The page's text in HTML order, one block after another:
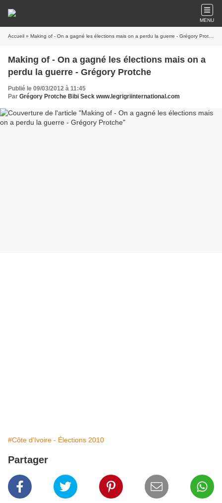
MENU
Accueil » Making of - On a gagné les élections mais on a perdu la guerre - Grégory Protche
Making of - On a gagné les élections mais on a
perdu la guerre - Grégory Protche
Publié le 09/03/2012 à 11:45
Par Grégory Protche Bibi Seck www.legrigriinternational.com
#Côte d'Ivoire - Élections 2010
Partager